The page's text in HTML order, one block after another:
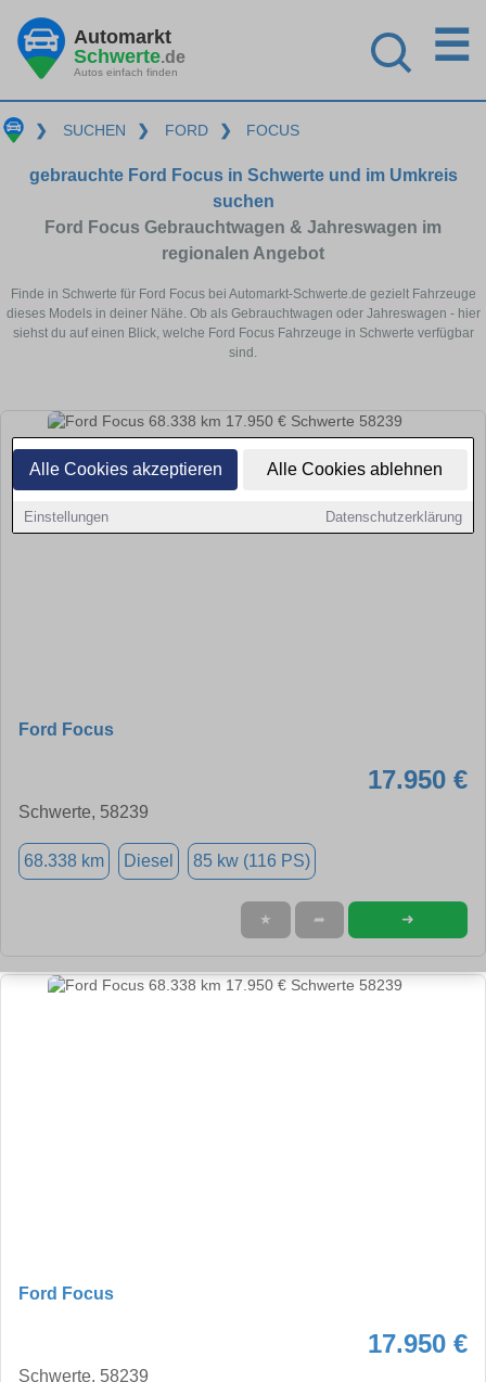
Alle Cookies akzeptieren Alle Cookies ablehnen
Einstellungen Datenschutzerklärung
Automarkt
Schwerte.de
Autos einfach finden
☰
❯ SUCHEN ❯ FORD ❯ FOCUS
gebrauchte Ford Focus in Schwerte und im Umkreis
suchen
Ford Focus Gebrauchtwagen & Jahreswagen im
regionalen Angebot
Finde in Schwerte für Ford Focus bei Automarkt-Schwerte.de gezielt Fahrzeuge
dieses Models in deiner Nähe. Ob als Gebrauchtwagen oder Jahreswagen - hier
siehst du auf einen Blick, welche Ford Focus Fahrzeuge in Schwerte verfügbar
sind.
Ford Focus
17.950 €
Schwerte, 58239
68.338 km Diesel 85 kw (116 PS)
★ ➦ ➜
Ford Focus
17.950 €
Schwerte, 58239